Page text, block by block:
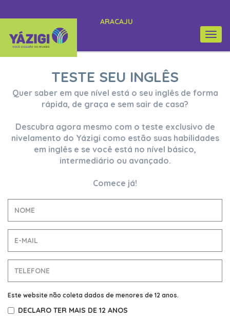
ARACAJU
TESTE SEU INGLÊS
Quer saber em que nível está o seu inglês de forma
rápida, de graça e sem sair de casa?
Descubra agora mesmo com o teste exclusivo de
nivelamento do Yázigi como estão suas habilidades
em inglês e se você está no nível básico,
intermediário ou avançado.
Comece já!
Este website não coleta dados de menores de 12 anos.
DECLARO TER MAIS DE 12 ANOS